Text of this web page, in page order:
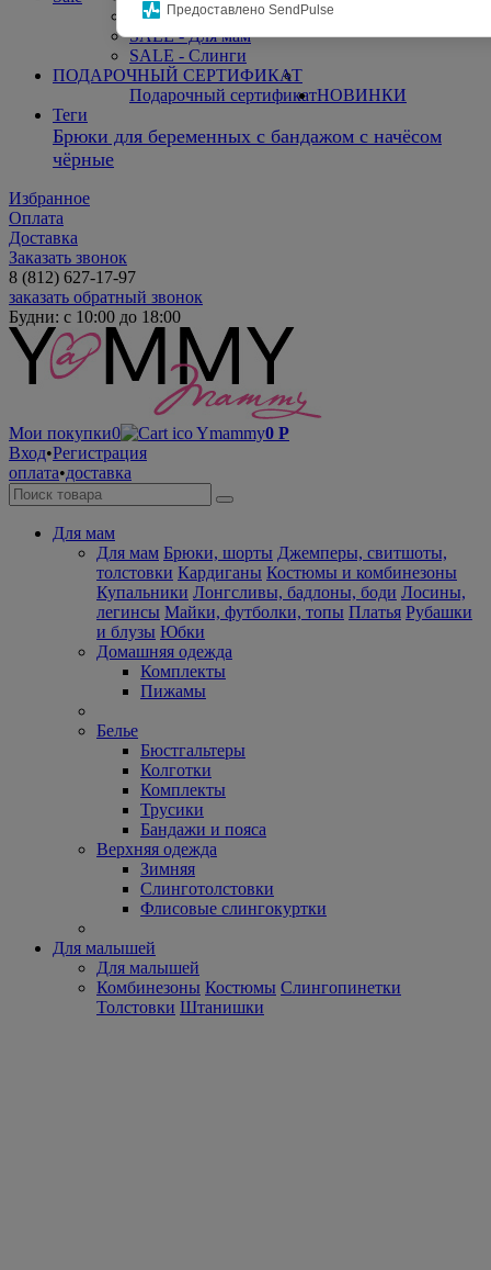
Предоставлено SendPulse
SALE - Для малышей
SALE - Для мам
SALE - Слинги
ПОДАРОЧНЫЙ СЕРТИФИКАТ
Подарочный сертификатНОВИНКИ
Теги
Брюки для беременных с бандажом с начёсом
чёрные
Избранное
Оплата
Доставка
Заказать звонок
8 (812) 627-17-97
заказать обратный звонок
Будни: с 10:00 до 18:00
Мои покупки0 0 Р
Вход•Регистрация
оплата•доставка
Для мам
Для мам Брюки, шорты Джемперы, свитшоты,
толстовки Кардиганы Костюмы и комбинезоны
Купальники Лонгсливы, бадлоны, боди Лосины,
легинсы Майки, футболки, топы Платья Рубашки
и блузы Юбки
Домашняя одежда
Комплекты
Пижамы
Белье
Бюстгальтеры
Колготки
Комплекты
Трусики
Бандажи и пояса
Верхняя одежда
Зимняя
Слинготолстовки
Флисовые слингокуртки
Для малышей
Для малышей
Комбинезоны Костюмы Слингопинетки
Толстовки Штанишки